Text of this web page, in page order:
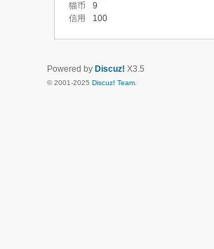
猫币
9
信用
100
Powered by Discuz! X3.5
© 2001-2025 Discuz! Team